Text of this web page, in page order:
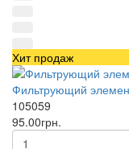
Хит продаж
Фильтрующий
105059
95.00грн.